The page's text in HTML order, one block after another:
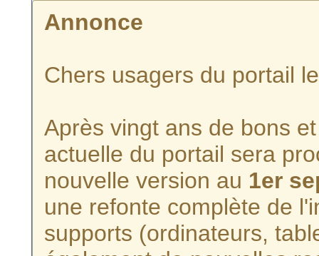
Annonce
Chers usagers du portail
Après vingt ans de bons
actuelle du portail sera
nouvelle version au 1er
une refonte complète de
supports (ordinateurs,